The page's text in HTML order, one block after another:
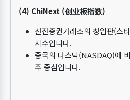
(4) ChiNext (创业板指数)
선전증권거래소의 창업판(스
지수입니다.
중국의 나스닥(NASDAQ)에
주 중심입니다.